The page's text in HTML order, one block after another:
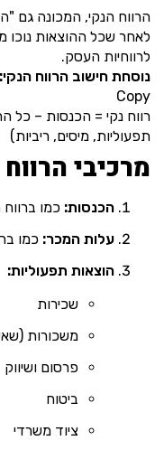
הרווח הנקי, המכונה גם
לאחר שכל ההוצאות נוכו
לרווחיות העסק.
נוסחת חישוב הרווח הנקי:
Copy
רווח נקי = הכנסות – כל
תפעוליות, מיסים, ריביות)
מרכיבי
הכנסות: כמו ברווח
עלות המכר: כמו
הוצאות תפעוליות:
שכירות
משכורות
פרסום ושיווק
ביטוח
ציוד משרדי